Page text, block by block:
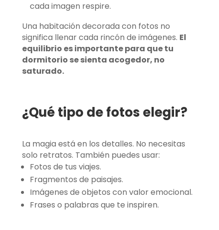
cada imagen respire.
Una habitación decorada con fotos no
significa llenar cada rincón de imágenes. El
equilibrio es importante para que tu
dormitorio se sienta acogedor, no
saturado.
¿Qué tipo de fotos elegir?
La magia está en los detalles. No necesitas
solo retratos. También puedes usar:
Fotos de tus viajes.
Fragmentos de paisajes.
Imágenes de objetos con valor emocional.
Frases o palabras que te inspiren.